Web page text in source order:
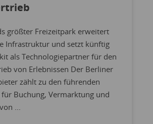
größter Freizeitpark erweitert
Infrastruktur und setzt künftig
als Technologiepartner für den
von Erlebnissen Der Berliner
zählt zu den führenden
Buchung, Vermarktung und
...